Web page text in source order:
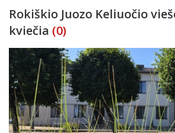
Rokiškio Juozo Keliuočio
kviečia (0)